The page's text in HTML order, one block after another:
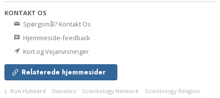
KONTAKT OS
Spørgsmål? Kontakt Os
Hjemmeside-feedback
Kort og Vejanvisninger
Relaterede hjemmesider
L. Ron Hubbard Dianetics Scientology Network
Scientology Religion